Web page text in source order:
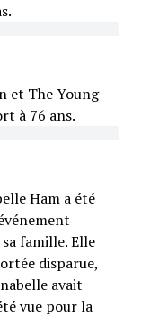
et The Young
à 76 ans.
Ham a été
famille. Elle
disparue,
avait
vue pour la